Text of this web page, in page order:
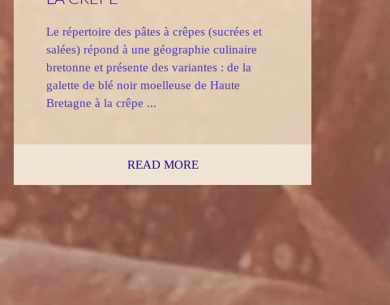
Le répertoire des pâtes à crêpes (sucrées et
salées) répond à une géographie culinaire
bretonne et présente des variantes : de la
galette de blé noir moelleuse de Haute
Bretagne à la crêpe ...
READ MORE